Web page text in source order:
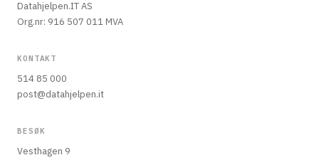
Datahjelpen.IT AS
Org.nr: 916 507 011 MVA
KONTAKT
514 85 000
post@datahjelpen.it
BESØK
Vesthagen 9